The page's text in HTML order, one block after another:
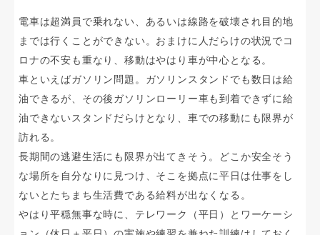
電車は超満員で乗れない、あるいは線路を破壊され目的地
までは行くことができない。おまけに人だらけの状況でコ
ロナの不安も重なり、移動はやはり車が中心となる。
車といえばガソリン問題。ガソリンスタンドでも数日は給
油できるが、その後ガソリンローリー車も到着できずに給
油できないスタンドだらけとなり、車での移動にも限界が
訪れる。
長期間の逃避生活にも限界が出てきそう。どこか安全そう
な場所を自分なりに見つけ、そこを拠点に平日は仕事をし
ないとたちまち生活費である給料が出なくなる。
やはり平穏無事な時に、テレワーク（平日）とワーケーシ